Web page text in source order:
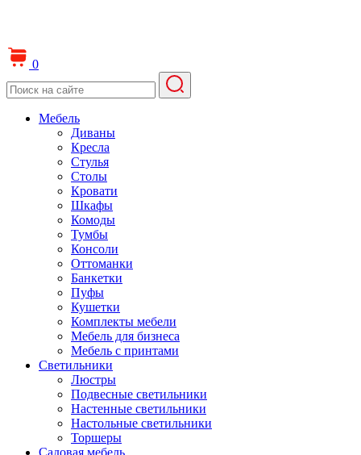
0
Мебель
Диваны
Кресла
Стулья
Столы
Кровати
Шкафы
Комоды
Тумбы
Консоли
Оттоманки
Банкетки
Пуфы
Кушетки
Комплекты мебели
Мебель для бизнеса
Мебель с принтами
Светильники
Люстры
Подвесные светильники
Настенные светильники
Настольные светильники
Торшеры
Садовая мебель